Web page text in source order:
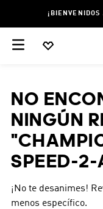
NO
NINGÚN
"
SPEED-
¡No te desanimes!
menos específico.